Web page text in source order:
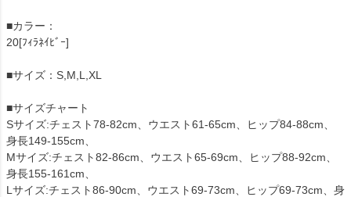
■カラー：
20[ﾌｨﾗﾈｲﾋﾞｰ]
■サイズ：S,M,L,XL
■サイズチャート
Sサイズ:チェスト78-82cm、ウエスト61-65cm、ヒップ84-88cm、
身長149-155cm、
Mサイズ:チェスト82-86cm、ウエスト65-69cm、ヒップ88-92cm、
身長155-161cm、
Lサイズ:チェスト86-90cm、ウエスト69-73cm、ヒップ69-73cm、身